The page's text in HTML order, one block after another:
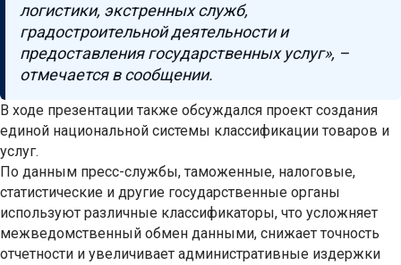
логистики, экстренных служб,
градостроительной деятельности и
предоставления государственных услуг», –
отмечается в сообщении.
В ходе презентации также обсуждался проект создания
единой национальной системы классификации товаров и
услуг.
По данным пресс-службы, таможенные, налоговые,
статистические и другие государственные органы
используют различные классификаторы, что усложняет
межведомственный обмен данными, снижает точность
отчетности и увеличивает административные издержки